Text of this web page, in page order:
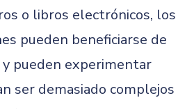
o libros electrónicos, los
pueden beneficiarse de
pueden experimentar
ser demasiado complejos